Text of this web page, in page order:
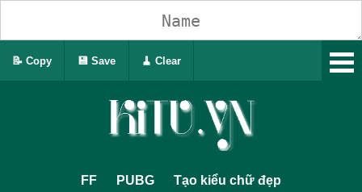
FF PUBG Tạo kiểu chữ đẹp
📝 Copy 💾 Save 🧹 Clear